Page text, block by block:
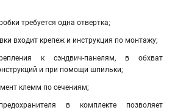
требуется одна отвертка;
входит крепеж и инструкция по монтажу;
к сэндвич-панелям, в обхват
и при помощи шпильки;
клемм по сечениям;
в комплекте позволяет